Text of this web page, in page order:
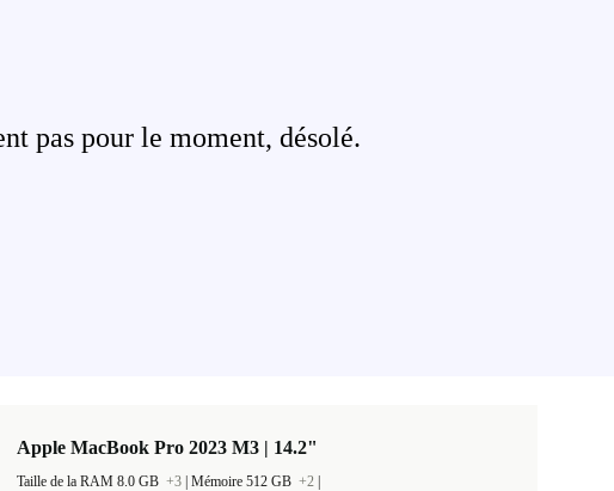
pas pour le moment, désolé.
Apple MacBook Pro 2023 M3 | 14.2"
Taille de la RAM 8.0 GB +3 Mémoire 512 GB +2